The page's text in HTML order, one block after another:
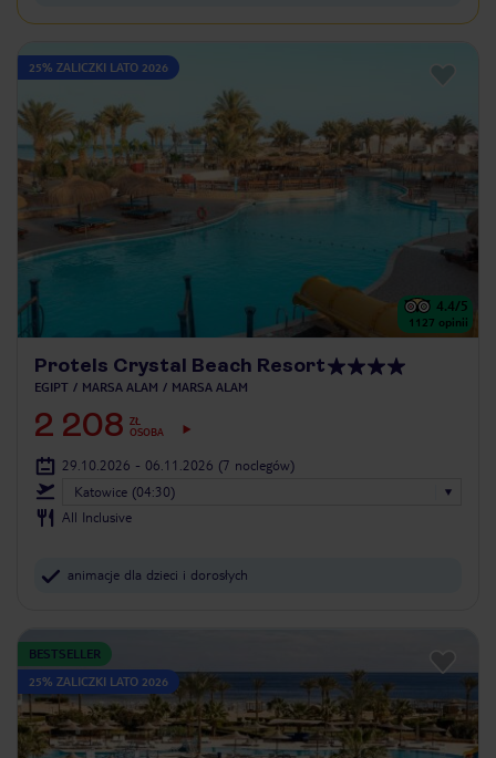
25% ZALICZKI LATO 2026
4.4/5
1127 opinii
Protels Crystal Beach Resort
EGIPT MARSA ALAM MARSA ALAM
2 208 ZŁ
OSOBA
29.10.2026 - 06.11.2026 (7 noclegów)
Katowice (04:30)
All Inclusive
animacje dla dzieci i dorosłych
BESTSELLER
25% ZALICZKI LATO 2026